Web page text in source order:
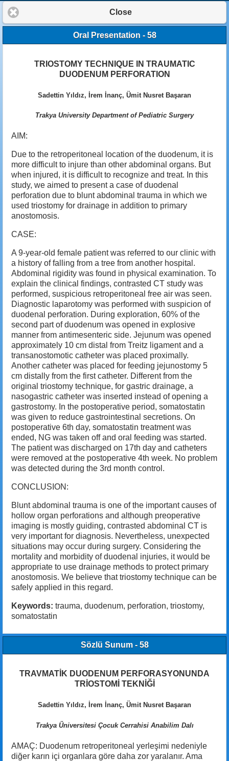
Close
Oral Presentation - 58
TRIOSTOMY TECHNIQUE IN TRAUMATIC
DUODENUM PERFORATION
Sadettin Yıldız, İrem İnanç, Ümit Nusret Başaran
Trakya University Department of Pediatric Surgery
AIM:
Due to the retroperitoneal location of the duodenum, it is
more difficult to injure than other abdominal organs. But
when injured, it is difficult to recognize and treat. In this
study, we aimed to present a case of duodenal
perforation due to blunt abdominal trauma in which we
used triostomy for drainage in addition to primary
anostomosis.
CASE:
A 9-year-old female patient was referred to our clinic with
a history of falling from a tree from another hospital.
Abdominal rigidity was found in physical examination. To
explain the clinical findings, contrasted CT study was
performed, suspicious retroperitoneal free air was seen.
Diagnostic laparotomy was performed with suspicion of
duodenal perforation. During exploration, 60% of the
second part of duodenum was opened in explosive
manner from antimesenteric side. Jejunum was opened
approximately 10 cm distal from Treitz ligament and a
transanostomotic catheter was placed proximally.
Another catheter was placed for feeding jejunostomy 5
cm distally from the first catheter. Different from the
original triostomy technique, for gastric drainage, a
nasogastric catheter was inserted instead of opening a
gastrostomy. In the postoperative period, somatostatin
was given to reduce gastrointestinal secretions. On
postoperative 6th day, somatostatin treatment was
ended, NG was taken off and oral feeding was started.
The patient was discharged on 17th day and catheters
were removed at the postoperative 4th week. No problem
was detected during the 3rd month control.
CONCLUSION:
Blunt abdominal trauma is one of the important causes of
hollow organ perforations and although preoperative
imaging is mostly guiding, contrasted abdominal CT is
very important for diagnosis. Nevertheless, unexpected
situations may occur during surgery. Considering the
mortality and morbidity of duodenal injuries, it would be
appropriate to use drainage methods to protect primary
anostomosis. We believe that triostomy technique can be
safely applied in this regard.
Keywords: trauma, duodenum, perforation, triostomy,
somatostatin
Sözlü Sunum - 58
TRAVMATİK DUODENUM PERFORASYONUNDA
TRİOSTOMİ TEKNİĞİ
Sadettin Yıldız, İrem İnanç, Ümit Nusret Başaran
Trakya Üniversitesi Çocuk Cerrahisi Anabilim Dalı
AMAÇ: Duodenum retroperitoneal yerleşimi nedeniyle
diğer karın içi organlara göre daha zor yaralanır. Ama